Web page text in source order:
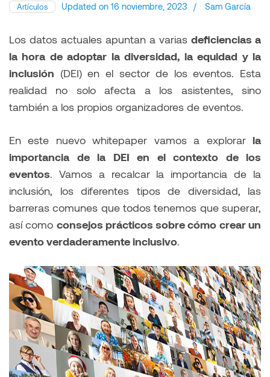
Artículos Updated on 16 noviembre, 2023 / Sam García
Los datos actuales apuntan a varias deficiencias a
la hora de adoptar la diversidad, la equidad y la
inclusión (DEI) en el sector de los eventos. Esta
realidad no solo afecta a los asistentes, sino
también a los propios organizadores de eventos.
En este nuevo whitepaper vamos a explorar la
importancia de la DEI en el contexto de los
eventos. Vamos a recalcar la importancia de la
inclusión, los diferentes tipos de diversidad, las
barreras comunes que todos tenemos que superar,
así como consejos prácticos sobre cómo crear un
evento verdaderamente inclusivo.